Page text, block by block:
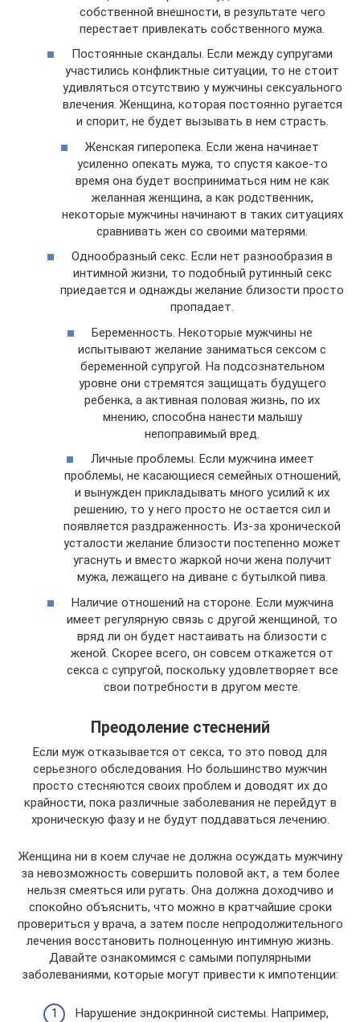
собственной внешности, в результате чего
перестает привлекать собственного мужа.
Постоянные скандалы. Если между супругами
участились конфликтные ситуации, то не стоит
удивляться отсутствию у мужчины сексуального
влечения. Женщина, которая постоянно ругается
и спорит, не будет вызывать в нем страсть.
Женская гиперопека. Если жена начинает
усиленно опекать мужа, то спустя какое-то
время она будет восприниматься ним не как
желанная женщина, а как родственник,
некоторые мужчины начинают в таких ситуациях
сравнивать жен со своими матерями.
Однообразный секс. Если нет разнообразия в
интимной жизни, то подобный рутинный секс
приедается и однажды желание близости просто
пропадает.
Беременность. Некоторые мужчины не
испытывают желание заниматься сексом с
беременной супругой. На подсознательном
уровне они стремятся защищать будущего
ребенка, а активная половая жизнь, по их
мнению, способна нанести малышу
непоправимый вред.
Личные проблемы. Если мужчина имеет
проблемы, не касающиеся семейных отношений,
и вынужден прикладывать много усилий к их
решению, то у него просто не остается сил и
появляется раздраженность. Из-за хронической
усталости желание близости постепенно может
угаснуть и вместо жаркой ночи жена получит
мужа, лежащего на диване с бутылкой пива.
Наличие отношений на стороне. Если мужчина
имеет регулярную связь с другой женщиной, то
вряд ли он будет настаивать на близости с
женой. Скорее всего, он совсем откажется от
секса с супругой, поскольку удовлетворяет все
свои потребности в другом месте.
Преодоление стеснений
Если муж отказывается от секса, то это повод для
серьезного обследования. Но большинство мужчин
просто стесняются своих проблем и доводят их до
крайности, пока различные заболевания не перейдут в
хроническую фазу и не будут поддаваться лечению.
Женщина ни в коем случае не должна осуждать мужчину
за невозможность совершить половой акт, а тем более
нельзя смеяться или ругать. Она должна доходчиво и
спокойно объяснить, что можно в кратчайшие сроки
провериться у врача, а затем после непродолжительного
лечения восстановить полноценную интимную жизнь.
Давайте ознакомимся с самыми популярными
заболеваниями, которые могут привести к импотенции:
Нарушение эндокринной системы. Например,